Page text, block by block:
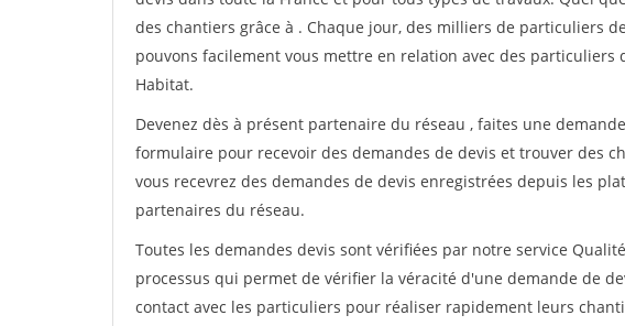
des chantiers grâce à . Chaque jour, des milliers de particuliers
pouvons facilement vous mettre en relation avec des
Habitat.
Devenez dès à présent partenaire du réseau , faites une
formulaire pour recevoir des demandes de devis et trouver des
vous recevrez des demandes de devis enregistrées depuis les
partenaires du réseau.
Toutes les demandes devis sont vérifiées par notre service
processus qui permet de vérifier la véracité d'une demande de
contact avec les particuliers pour réaliser rapidement leurs